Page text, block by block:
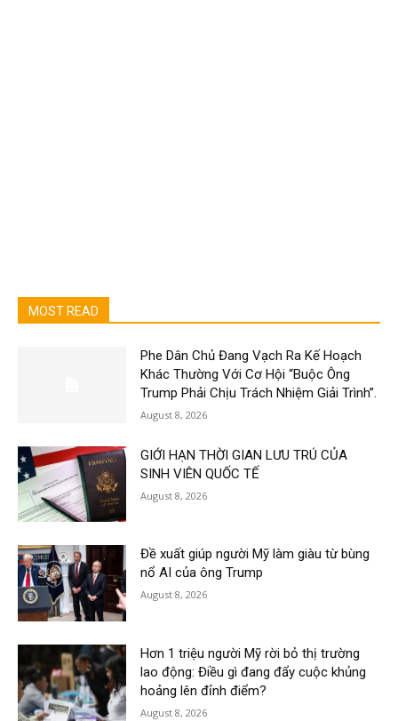
MOST READ
Phe Dân Chủ Đang Vạch Ra Kế Hoạch
Khác Thường Với Cơ Hội “Buộc Ông
Trump Phải Chịu Trách Nhiệm Giải Trình”.
August 8, 2026
GIỚI HẠN THỜI GIAN LƯU TRÚ CỦA
SINH VIÊN QUỐC TẾ
August 8, 2026
Đề xuất giúp người Mỹ làm giàu từ bùng
nổ AI của ông Trump
August 8, 2026
Hơn 1 triệu người Mỹ rời bỏ thị trường
lao động: Điều gì đang đẩy cuộc khủng
hoảng lên đỉnh điểm?
August 8, 2026